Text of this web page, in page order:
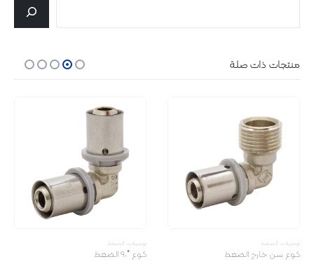
منتجات ذات صلة
توصیلات الضغط
كـوع سن خارج الضغط
توصیلات الضغط
کـوع ˚٩٠ الضغط